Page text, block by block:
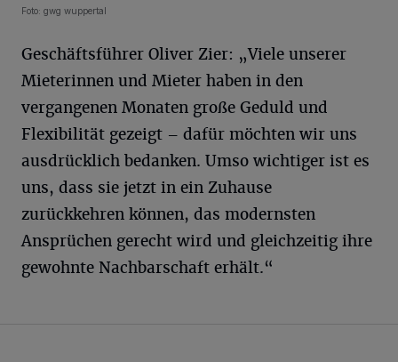
Foto: gwg wuppertal
Geschäftsführer Oliver Zier: „Viele unserer
Mieterinnen und Mieter haben in den
vergangenen Monaten große Geduld und
Flexibilität gezeigt – dafür möchten wir uns
ausdrücklich bedanken. Umso wichtiger ist es
uns, dass sie jetzt in ein Zuhause
zurückkehren können, das modernsten
Ansprüchen gerecht wird und gleichzeitig ihre
gewohnte Nachbarschaft erhält.“